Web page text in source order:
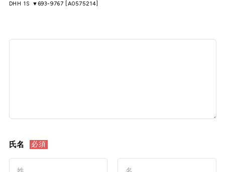
DHH 1S ▼693-9767 [A0575214]
氏名 必須